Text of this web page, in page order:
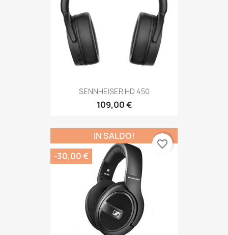
SENNHEISER HD 450
109,00 €
IN SALDO!
-30,00 €
favorite_border